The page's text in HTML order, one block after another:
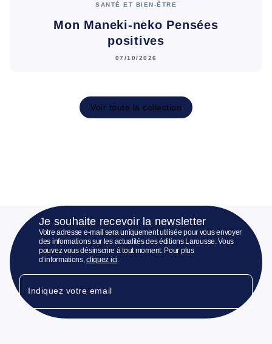
SANTÉ ET BIEN-ÊTRE
Mon Maneki-neko Pensées
positives
07/10/2026
Voir toute la collection
Je souhaite recevoir la newsletter
Votre adresse e-mail sera uniquement utilisée pour vous envoyer
des informations sur les actualités des éditions Larousse. Vous
pouvez vous désinscrire à tout moment. Pour plus
d’informations,cliquez ici.
Indiquez votre email